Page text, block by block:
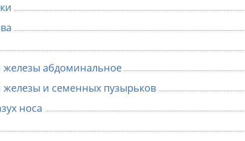
железы абдоминальное
железы и семенных пузырьков
носа